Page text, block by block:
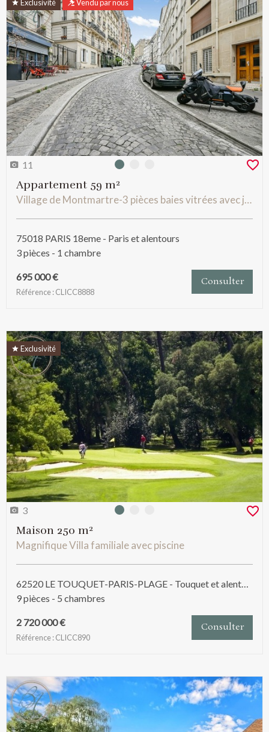
Exclusivité Vendu par nous
11 Photo 0
Appartement 59 m²
Village de Montmartre-3 pièces baies vitrées avec jolies vues
75018 PARIS 18eme - Paris et alentours
3 pièces - 1 chambre
695 000 €
Référence : CLICC8888
Consulter
Exclusivité
3 Photo 0
Maison 250 m²
Magnifique Villa familiale avec piscine
62520 LE TOUQUET-PARIS-PLAGE - Touquet et alentours
9 pièces - 5 chambres
2 720 000 €
Référence : CLICC890
Consulter